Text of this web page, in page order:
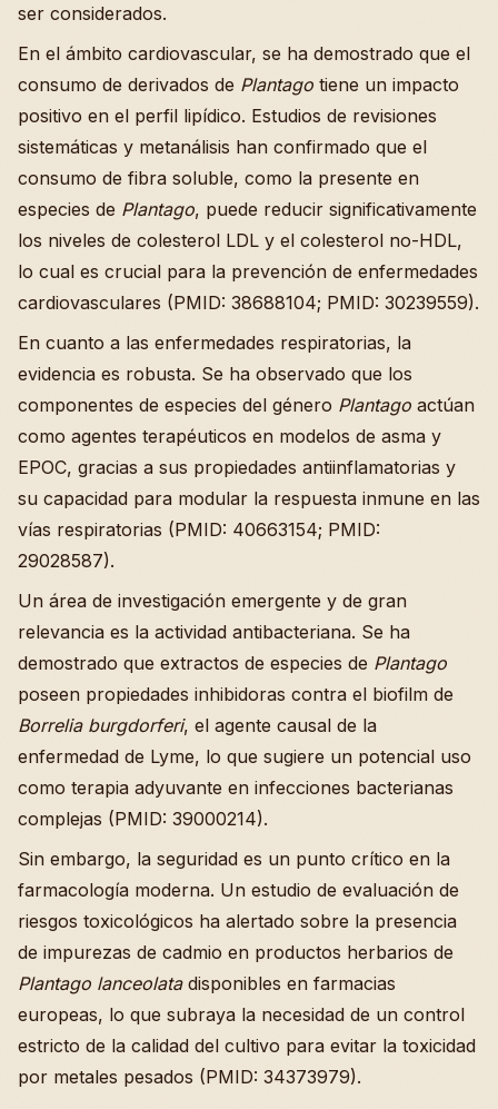
ser considerados.
En el ámbito cardiovascular, se ha demostrado que el
consumo de derivados de Plantago tiene un impacto
positivo en el perfil lipídico. Estudios de revisiones
sistemáticas y metanálisis han confirmado que el
consumo de fibra soluble, como la presente en
especies de Plantago, puede reducir significativamente
los niveles de colesterol LDL y el colesterol no-HDL,
lo cual es crucial para la prevención de enfermedades
cardiovasculares (PMID: 38688104; PMID: 30239559).
En cuanto a las enfermedades respiratorias, la
evidencia es robusta. Se ha observado que los
componentes de especies del género Plantago actúan
como agentes terapéuticos en modelos de asma y
EPOC, gracias a sus propiedades antiinflamatorias y
su capacidad para modular la respuesta inmune en las
vías respiratorias (PMID: 40663154; PMID:
29028587).
Un área de investigación emergente y de gran
relevancia es la actividad antibacteriana. Se ha
demostrado que extractos de especies de Plantago
poseen propiedades inhibidoras contra el biofilm de
Borrelia burgdorferi, el agente causal de la
enfermedad de Lyme, lo que sugiere un potencial uso
como terapia adyuvante en infecciones bacterianas
complejas (PMID: 39000214).
Sin embargo, la seguridad es un punto crítico en la
farmacología moderna. Un estudio de evaluación de
riesgos toxicológicos ha alertado sobre la presencia
de impurezas de cadmio en productos herbarios de
Plantago lanceolatadisponibles en farmacias
europeas, lo que subraya la necesidad de un control
estricto de la calidad del cultivo para evitar la toxicidad
por metales pesados (PMID: 34373979).